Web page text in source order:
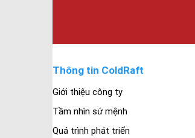
Thông tin ColdRaft
Giới thiệu công ty
Tầm nhìn sứ mệnh
Quá trình phát triển